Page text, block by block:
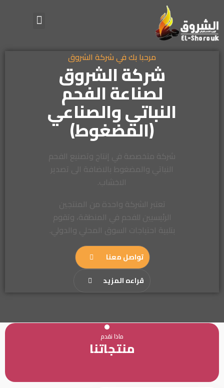
مرحبا بك في شركة الشروق
شركة الشروق
لصناعة الفحم
النباتي والصناعي
(المضغوط)
شركة متخصصة في إنتاج وتصنيع الفحم
النباتي والمضغوط بالاضافة الى تصدير
الاخشاب.
تعتبر الشركة واحدة من المنتجين
الرئيسيين للفحم في المنطقة، وتقوم
بتلبية احتياجات السوق المحلي والدولي.
تواصل معنا
قراءه المزيد
ماذا نقدم
منتجاتنا